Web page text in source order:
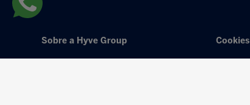
Sobre a Hyve Group Cookies